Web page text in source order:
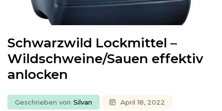
Schwarzwild Lockmittel –
Wildschweine/Sauen effektiv
anlocken
Geschrieben von Silvan April 18, 2022